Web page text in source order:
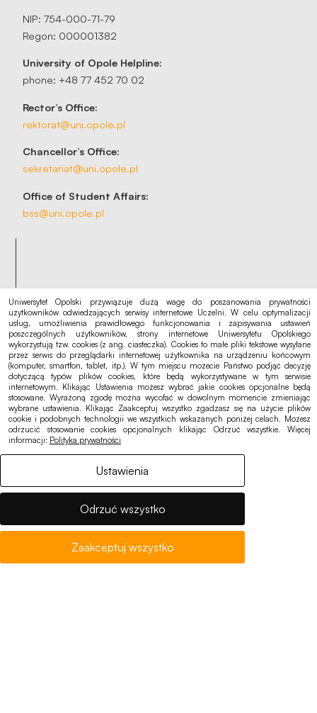
NIP: 754-000-71-79
Regon: 000001382
University of Opole Helpline:
phone: +48 77 452 70 02
Rector’s Office:
rektorat@uni.opole.pl
Chancellor’s Office:
sekretariat@uni.opole.pl
Office of Student Affairs:
bss@uni.opole.pl
Admissions
Academic Calendar
Eduroam
Notices, offers
Accessibility
Cookies
GDPR
Uniwersytet Opolski przywiązuje dużą wagę do poszanowania prywatności
użytkowników odwiedzających serwisy internetowe Uczelni. W celu optymalizacji
usług, umożliwienia prawidłowego funkcjonowania i zapisywania ustawień
poszczególnych użytkowników, strony internetowe Uniwersytetu Opolskiego
wykorzystują tzw. cookies (z ang. ciasteczka). Cookies to małe pliki tekstowe wysyłane
przez serwis do przeglądarki internetowej użytkownika na urządzeniu końcowym
(komputer, smartfon, tablet, itp.). W tym miejscu możecie Państwo podjąć decyzję
dotyczącą typów plików cookies, które będą wykorzystywane w tym serwisie
internetowym. Klikając Ustawienia możesz wybrać jakie cookies opcjonalne będą
stosowane. Wyrażoną zgodę można wycofać w dowolnym momencie zmieniając
wybrane ustawienia. Klikając Zaakceptuj wszystko zgadzasz się na użycie plików
cookie i podobnych technologii we wszystkich wskazanych poniżej celach. Możesz
odrzucić stosowanie cookies opcjonalnych klikając Odrzuć wszystkie. Więcej
informacji: Polityka prywatności
Ustawienia
Odrzuć wszystko
Zaakceptuj wszystko